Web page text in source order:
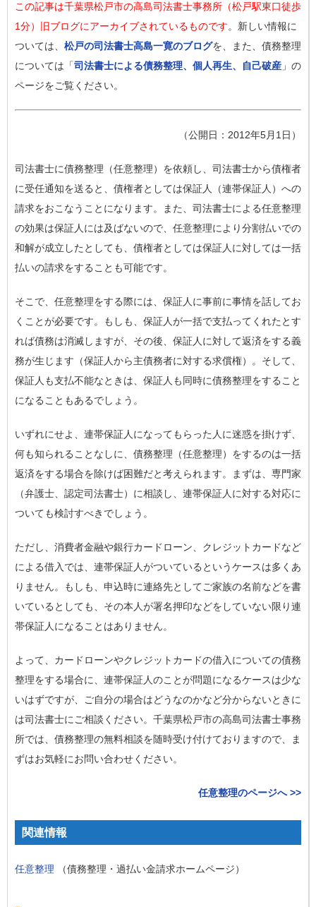
この記事は千葉県松戸市の高島司法書士事務所（松戸駅東口徒歩
1分）旧ブログにアーカイブされているものです。新しい情報に
ついては、 松戸の司法書士高島一寛のブログを、また、債務整理
については「司法書士による債務整理、個人再生、自己破産 」の
ページをご覧ください。
（公開日：2012年5月1日）
司法書士に債務整理（任意整理）を依頼し、司法書士から債権者
に受任通知を送ると、債権者としては保証人（連帯保証人）への
請求をおこなうことになります。また、司法書士による任意整理
の効果は保証人には及ばないので、任意整理により分割払いでの
和解が成立したとしても、債権者としては保証人に対しては一括
払いの請求をすることも可能です。
そこで、任意整理をする際には、保証人に事前に事情を話してお
くことが必要です。もしも、保証人が一括で支払ってくれたとす
れば債務は消滅しますが、その後、保証人に対して返済をする義
務が生じます（保証人から主債務者に対する求償権）。そして、
保証人も支払不能なときは、保証人も同時に債務整理をすること
になることもあるでしょう。
いずれにせよ、連帯保証人になってもらった人に迷惑を掛けず、
何も知られることなしに、債務整理（任意整理）をするのは一括
返済をする場合を除けば困難だと考えられます。まずは、専門家
（弁護士、認定司法書士）に相談し、連帯保証人に対する対応に
ついても検討すべきでしょう。
ただし、消費者金融や銀行カードローン、クレジットカードなど
による借入では、連帯保証人がついているというケースは多くあ
りません。もしも、申込時に連絡先としてご家族の名前などを書
いているとしても、その本人が署名押印などをしていない限り連
帯保証人になることはありません。
よって、カードローンやクレジットカードの借入についての債務
整理をする場合に、連帯保証人のことが問題になるケースは少な
いはずですが、ご自分の場合はどうなのかなど分からないときに
は司法書士にご相談ください。千葉県松戸市の高島司法書士事務
所では、債務整理の無料相談を随時受け付けておりますので、ま
ずはお気軽にお問い合わせください。
任意整理のページへ >>
関連情報
任意整理 （債務整理・過払い金請求ホームページ）